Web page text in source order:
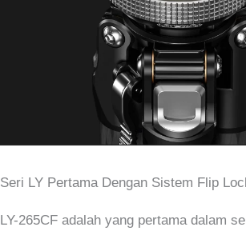
Seri LY Pertama Dengan Sistem Flip
LY-265CF adalah yang pertama dalam